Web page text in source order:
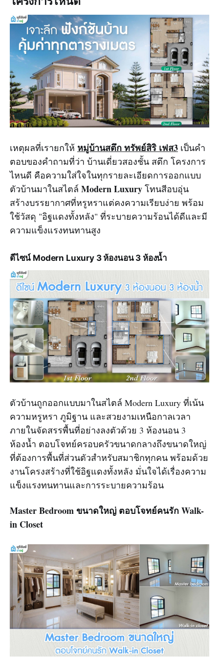
เหตุผลที่เรายกให้ หมู่บ้านสตึก ทรัพย์สิริ เฟส3 เป็นคำ
ตอบของคำถามที่ว่า บ้านเดี่ยวสองชั้น สตึก โครงการ
ไหนดี คือความใส่ใจในทุกรายละเอียดการออกแบบ
ตัวบ้านมาในสไตล์ Modern Luxury โทนสีอบอุ่น
สร้างบรรยากาศที่หรูหราแต่คงความเรียบง่าย พร้อม
ใช้วัสดุ "อิฐแดงทั้งหลัง" ที่ระบายความร้อนได้ดีและมี
ความแข็งแรงทนทานสูง
ดีไซน์ Modern Luxury 3 ห้องนอน 3 ห้องน้ำ
ตัวบ้านถูกออกแบบมาในสไตล์ Modern Luxury ที่เน้น
ความหรูหรา ภูมิฐาน และสวยงามเหนือกาลเวลา
ภายในจัดสรรพื้นที่อย่างลงตัวด้วย 3 ห้องนอน 3
ห้องน้ำ ตอบโจทย์ครอบครัวขนาดกลางถึงขนาดใหญ่
ที่ต้องการพื้นที่ส่วนตัวสำหรับสมาชิกทุกคน พร้อมด้วย
งานโครงสร้างที่ใช้อิฐแดงทั้งหลัง มั่นใจได้เรื่องความ
แข็งแรงทนทานและการระบายความร้อน
Master Bedroom ขนาดใหญ่ ตอบโจทย์คนรัก Walk-
in Closet